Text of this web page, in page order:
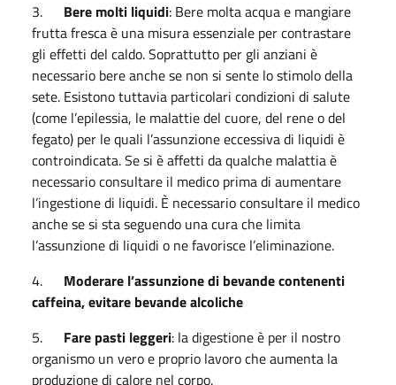
3. Bere molti liquidi: Bere molta acqua e mangiare
frutta fresca è una misura essenziale per contrastare
gli effetti del caldo. Soprattutto per gli anziani è
necessario bere anche se non si sente lo stimolo della
sete. Esistono tuttavia particolari condizioni di salute
(come l’epilessia, le malattie del cuore, del rene o del
fegato) per le quali l’assunzione eccessiva di liquidi è
controindicata. Se si è affetti da qualche malattia è
necessario consultare il medico prima di aumentare
l’ingestione di liquidi. È necessario consultare il medico
anche se si sta seguendo una cura che limita
l’assunzione di liquidi o ne favorisce l’eliminazione.
4. Moderare l’assunzione di bevande contenenti
caffeina, evitare bevande alcoliche
5. Fare pasti leggeri: la digestione è per il nostro
organismo un vero e proprio lavoro che aumenta la
produzione di calore nel corpo.